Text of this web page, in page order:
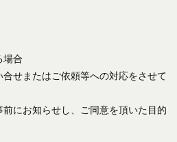
場合
せまたはご依頼等への対応をさせて
にお知らせし、ご同意を頂いた目的